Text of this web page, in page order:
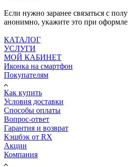
Если нужно заранее связаться с
анонимно, укажите это при
КАТАЛОГ
УСЛУГИ
МОЙ КАБИНЕТ
Иконка на смартфон
Покупателям
Как купить
Условия доставки
Способы оплаты
Вопрос-ответ
Гарантия и возврат
Кэшбэк от RX
Акции
Компания